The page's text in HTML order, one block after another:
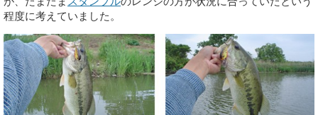
程度に考えていました。